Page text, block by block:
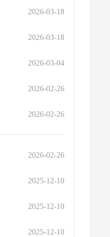
2026-03-18
2026-03-18
2026-03-04
2026-02-26
2026-02-26
2026-02-26
2025-12-10
2025-12-10
2025-12-10